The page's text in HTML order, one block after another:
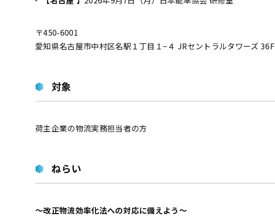
〒450-6001
愛知県名古屋市中村区名駅１丁目１−４ JRセントラルタワーズ 36F
対象
荷主企業の物流実務担当者の方
ねらい
～改正物流効率化法への対応に備えよう～